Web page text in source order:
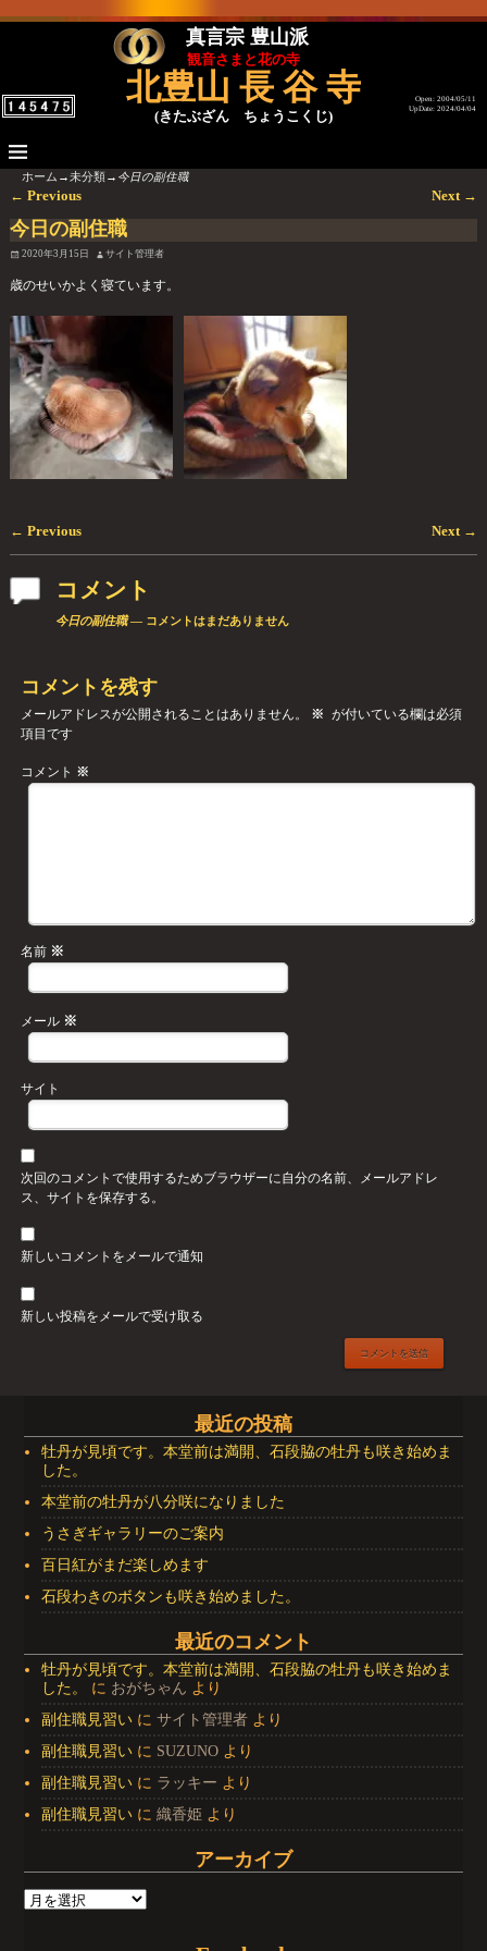
真言宗 豊山派
観音さまと花の寺
北豊山 長 谷 寺
(きたぶざん ちょうこくじ)
Open: 2004/05/11
UpDate: 2024/04/04
ホーム →未分類 → 今日の副住職
投稿ナビゲーション
← Previous Next →
今日の副住職
2020年3月15日 サイト管理者
歳のせいかよく寝ています。
投稿ナビゲーション
← Previous Next →
コメント
今日の副住職— コメントはまだありません
コメントを残す
メールアドレスが公開されることはありません。 ※
が付いている欄は必須
項目です
コメント ※
名前 ※
メール ※
サイト
次回のコメントで使用するためブラウザーに自分の名前、メールアドレ
ス、サイトを保存する。
新しいコメントをメールで通知
新しい投稿をメールで受け取る
最近の投稿
牡丹が見頃です。本堂前は満開、石段脇の牡丹も咲き始めま
した。
本堂前の牡丹が八分咲になりました
うさぎギャラリーのご案内
百日紅がまだ楽しめます
石段わきのボタンも咲き始めました。
最近のコメント
牡丹が見頃です。本堂前は満開、石段脇の牡丹も咲き始めま
した。
に おがちゃん より
副住職見習い にサイト管理者 より
副住職見習い に SUZUNO より
副住職見習い に ラッキー より
副住職見習い に織香姫 より
アーカイブ